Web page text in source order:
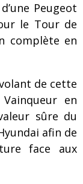
Peugeot
le Tour de
complète en
de cette
en
sûre du
afin de
face aux